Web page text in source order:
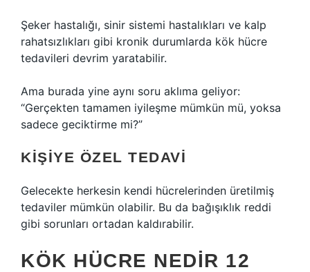
Şeker hastalığı, sinir sistemi hastalıkları ve kalp
rahatsızlıkları gibi kronik durumlarda kök hücre
tedavileri devrim yaratabilir.
Ama burada yine aynı soru aklıma geliyor:
“Gerçekten tamamen iyileşme mümkün mü, yoksa
sadece geciktirme mi?”
KIŞIYE ÖZEL TEDAVI
Gelecekte herkesin kendi hücrelerinden üretilmiş
tedaviler mümkün olabilir. Bu da bağışıklık reddi
gibi sorunları ortadan kaldırabilir.
KÖK HÜCRE NEDIR 12